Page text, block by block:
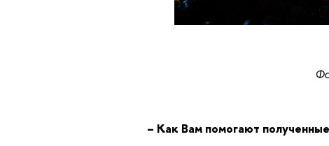
– Как Вам помогают